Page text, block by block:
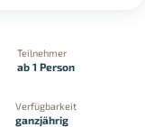
Teilnehmer
ab 1 Person
Verfügbarkeit
ganzjährig